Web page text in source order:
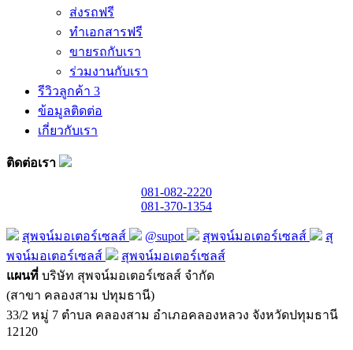
ส่งรถฟรี
ทำเอกสารฟรี
ขายรถกับเรา
ร่วมงานกับเรา
รีวิวลูกค้า 3
ข้อมูลติดต่อ
เกี่ยวกับเรา
ติดต่อเรา
081-082-2220
081-370-1354
สุพจน์มอเตอร์เซลส์ @supot สุพจน์มอเตอร์เซลส์
สุ
พจน์มอเตอร์เซลส์
สุพจน์มอเตอร์เซลส์
แผนที่ บริษัท สุพจน์มอเตอร์เซลส์ จำกัด
(สาขา คลองสาม ปทุมธานี)
33/2 หมู่ 7 ตำบล คลองสาม อำเภอคลองหลวง จังหวัดปทุมธานี
12120